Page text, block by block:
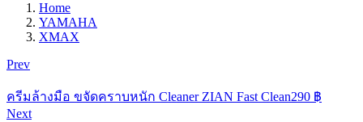
Home
YAMAHA
XMAX
Prev
ครีมล้างมือ ขจัดคราบหนัก Cleaner ZIAN Fast Clean290 ฿
Next